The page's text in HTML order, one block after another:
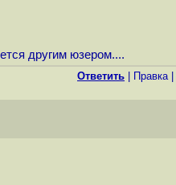
другим юзером....
Ответить Правка|